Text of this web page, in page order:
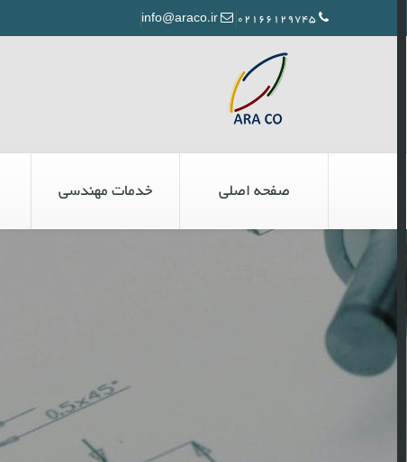
صفحه اصلی خدمات مهندسی